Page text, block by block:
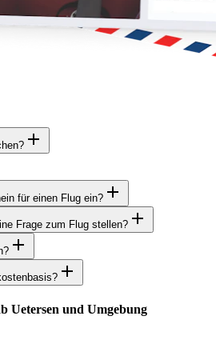
für einen Flug ein?
Frage zum Flug stellen?
Uetersen und Umgebung